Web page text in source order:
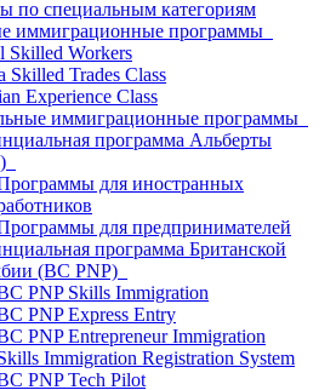
по специальным категориям
иммиграционные программы
Skilled Workers
Skilled Trades Class
Experience Class
иммиграционные программы
программа Альберты
для иностранных
для предпринимателей
программа Британской
(BC PNP)
PNP Skills Immigration
PNP Express Entry
PNP Entrepreneur Immigration
Immigration Registration System
PNP Tech Pilot